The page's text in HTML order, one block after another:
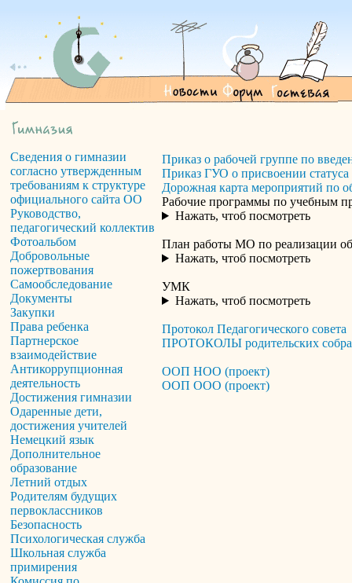
Сведения о гимназии
согласно утвержденным
требованиям к структуре
официального сайта ОО
Руководство,
педагогический коллектив
Фотоальбом
Добровольные
пожертвования
Самообследование
Документы
Закупки
Права ребенка
Партнерское
взаимодействие
Антикоррупционная
деятельность
Достижения гимназии
Одаренные дети,
достижения учителей
Немецкий язык
Дополнительное
образование
Летний отдых
Родителям будущих
первоклассников
Безопасность
Психологическая служба
Школьная служба
примирения
Приказ о рабочей группе по
Приказ ГУО о присвоении
Дорожная карта мероприятий
Рабочие программы по учебным
Нажать, чтоб посмотреть
План работы МО по реализации
Нажать, чтоб посмотреть
УМК
Нажать, чтоб посмотреть
Протокол Педагогического совета
ПРОТОКОЛЫ родительских
ООП НОО (проект)
ООП ООО (проект)